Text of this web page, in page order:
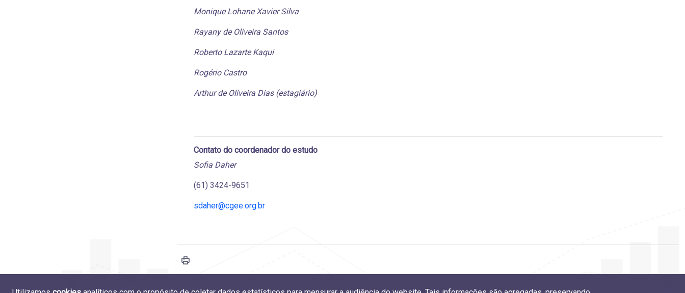
Monique Lohane Xavier Silva
Rayany de Oliveira Santos
Roberto Lazarte Kaqui
Rogério Castro
Arthur de Oliveira Dias (estagiário)
Contato do coordenador do estudo
Sofia Daher
(61) 3424-9651
sdaher@cgee.org.br